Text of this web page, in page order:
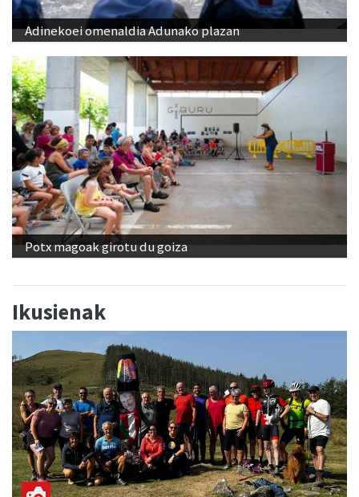
Adinekoei omenaldia Adunako plazan
Potx magoak girotu du goiza
Ikusienak